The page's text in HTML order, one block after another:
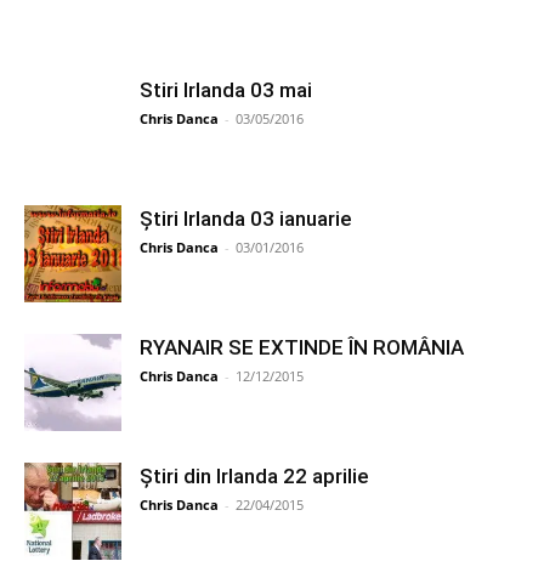
Stiri Irlanda 03 mai
Chris Danca - 03/05/2016
Știri Irlanda 03 ianuarie
Chris Danca - 03/01/2016
RYANAIR SE EXTINDE ÎN ROMÂNIA
Chris Danca - 12/12/2015
Știri din Irlanda 22 aprilie
Chris Danca - 22/04/2015